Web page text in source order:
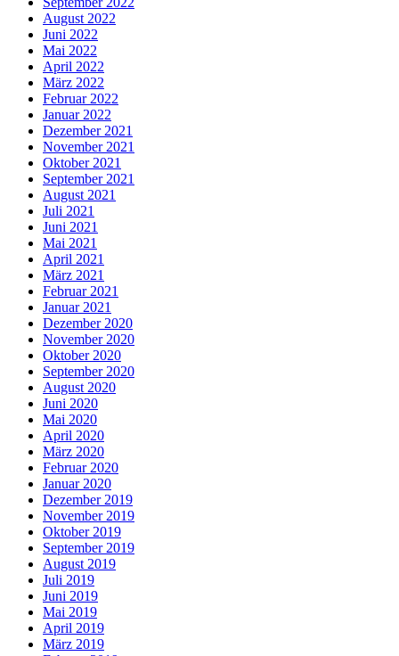
August 2022
Juni 2022
Mai 2022
April 2022
März 2022
Februar 2022
Januar 2022
Dezember 2021
November 2021
Oktober 2021
September 2021
August 2021
Juli 2021
Juni 2021
Mai 2021
April 2021
März 2021
Februar 2021
Januar 2021
Dezember 2020
November 2020
Oktober 2020
September 2020
August 2020
Juni 2020
Mai 2020
April 2020
März 2020
Februar 2020
Januar 2020
Dezember 2019
November 2019
Oktober 2019
September 2019
August 2019
Juli 2019
Juni 2019
Mai 2019
April 2019
März 2019